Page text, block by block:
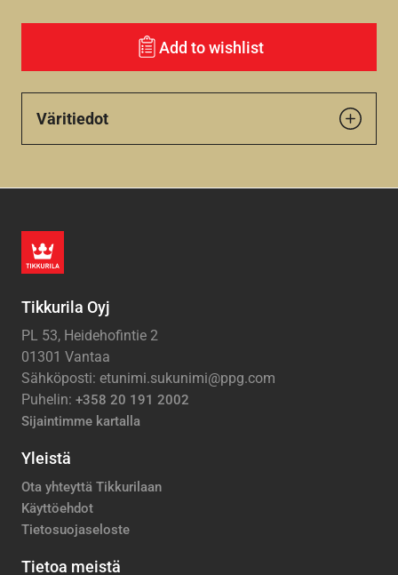
Add to wishlist
Väritiedot
Tikkurila Oyj
PL 53, Heidehofintie 2
01301 Vantaa
Sähköposti: etunimi.sukunimi@ppg.com
Puhelin: +358 20 191 2002
Sijaintimme kartalla
Yleistä
Ota yhteyttä Tikkurilaan
Käyttöehdot
Tietosuojaseloste
Tietoa meistä